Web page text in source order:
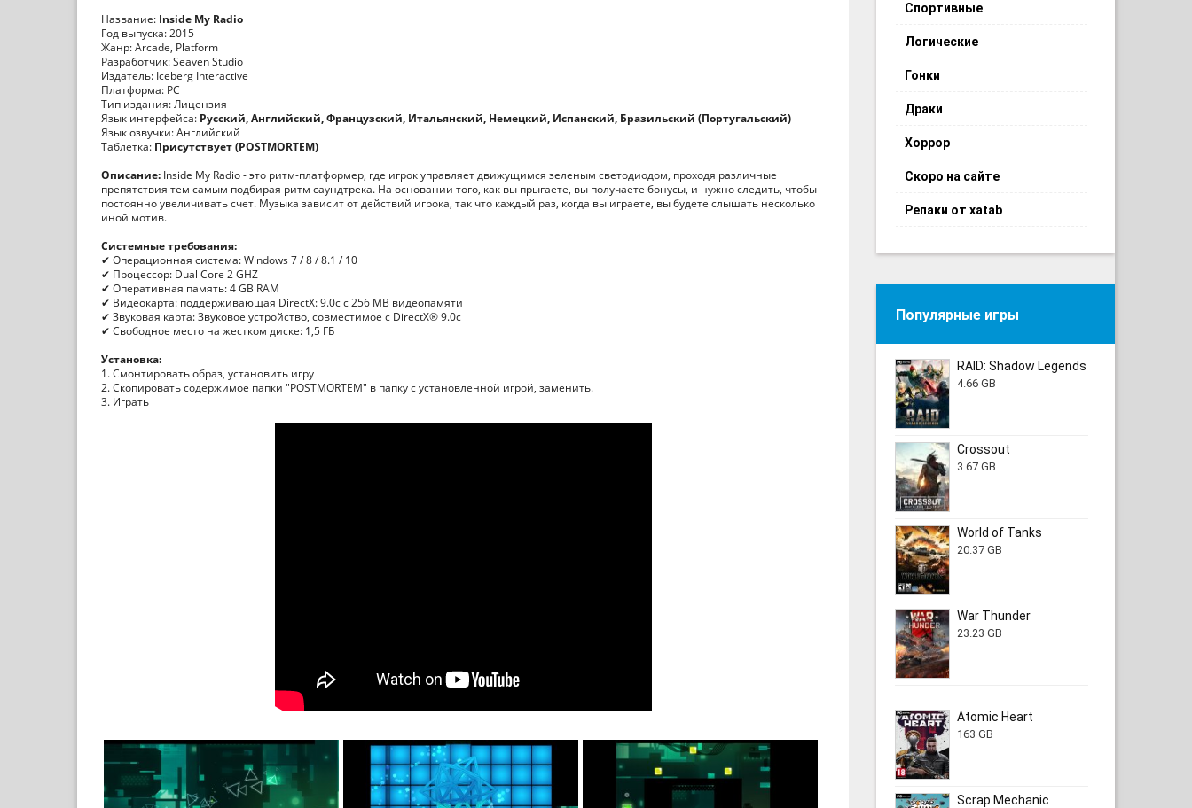
Название: Inside My Radio
Год выпуска: 2015
Жанр: Arcade, Platform
Разработчик: Seaven Studio
Издатель: Iceberg Interactive
Платформа: PC
Тип издания: Лицензия
Язык интерфейса: Русский, Английский, Французский, Итальянский, Немецкий, Испанский, Бразильский (Португальский)
Язык озвучки: Английский
Таблетка: Присутствует (POSTMORTEM)
Описание: Inside My Radio - это ритм-платформер, где игрок управляет движущимся зеленым светодиодом, проходя различные
препятствия тем самым подбирая ритм саундтрека. На основании того, как вы прыгаете, вы получаете бонусы, и нужно следить, чтобы
постоянно увеличивать счет. Музыка зависит от действий игрока, так что каждый раз, когда вы играете, вы будете слышать несколько
иной мотив.
Системные требования:
✔ Операционная система: Windows 7 / 8 / 8.1 / 10
✔ Процессор: Dual Core 2 GHZ
✔ Оперативная память: 4 GB RAM
✔ Видеокарта: поддерживающая DirectX: 9.0c с 256 MB видеопамяти
✔ Звуковая карта: Звуковое устройство, совместимое с DirectX® 9.0с
✔ Свободное место на жестком диске: 1,5 ГБ
Установка:
1. Смонтировать образ, установить игру
2. Скопировать содержимое папки "POSTMORTEM" в папку с установленной игрой, заменить.
3. Играть
Спортивные
Логические
Гонки
Драки
Хоррор
Скоро на сайте
Репаки от xatab
Популярные игры
RAID: Shadow Legends
4.66 GB
Crossout
3.67 GB
World of Tanks
20.37 GB
War Thunder
23.23 GB
Atomic Heart
163 GB
Scrap Mechanic